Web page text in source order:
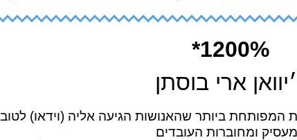
1200%*
ארי בוסתן
המפותחת ביותר שהאנושות הגיעה אליה (וידאו)
ומחוברות העובדים